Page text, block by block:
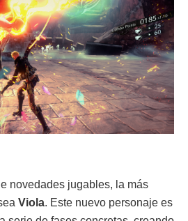
novedades jugables, la más
Viola. Este nuevo personaje es